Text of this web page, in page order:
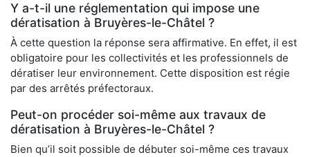
Y a-t-il une réglementation qui impose une
dératisation à Bruyères-le-Châtel ?
À cette question la réponse sera affirmative. En effet, il est
obligatoire pour les collectivités et les professionnels de
dératiser leur environnement. Cette disposition est régie
par des arrêtés préfectoraux.
Peut-on procéder soi-même aux travaux de
dératisation à Bruyères-le-Châtel ?
Bien qu’il soit possible de débuter soi-même ces travaux